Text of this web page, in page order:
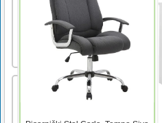
metanju
žogo, da jo
lahko
uporabne predmete in dr [...]
Pridobite 10